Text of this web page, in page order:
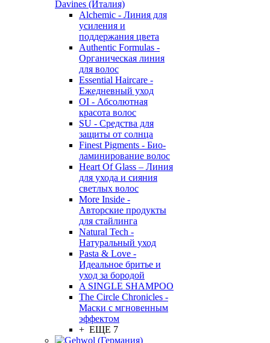
Davines (Италия)
Alchemic - Линия для
усиления и
поддержания цвета
Authentic Formulas -
Органическая линия
для волос
Essential Haircare -
Eжедневный уход
OI - Абсолютная
красота волос
SU - Средства для
защиты от солнца
Finest Pigments - Био-
ламинирование волос
Heart Of Glass – Линия
для ухода и сияния
светлых волос
More Inside -
Авторские продукты
для стайлинга
Natural Tech -
Натуральный уход
Pasta & Love -
Идеальное бритье и
уход за бородой
A SINGLE SHAMPOO
The Circle Chronicles -
Маски с мгновенным
эффектом
+ ЕЩЕ 7